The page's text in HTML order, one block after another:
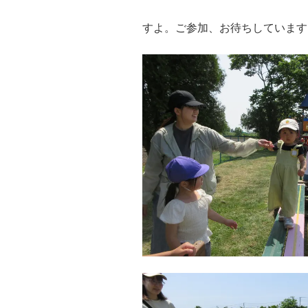
すよ。ご参加、お待ちしていま